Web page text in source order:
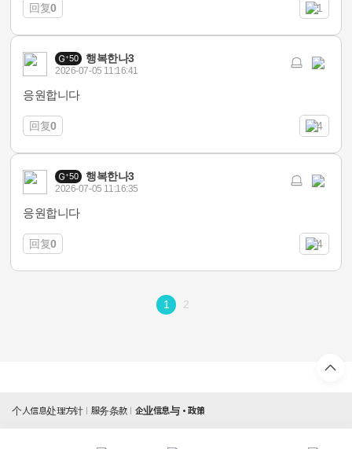
回复0 1
50 행복한나3
2026-07-05 11:16:41
응원합니다
回复0 4
50 행복한나3
2026-07-05 11:16:35
응원합니다
回复0 4
1 2
个人信息处理方针 服务条款 企业信息与・政策